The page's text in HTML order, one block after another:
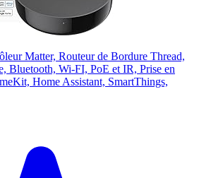
Matter, Routeur de Bordure Thread,
Bluetooth, Wi-FI, PoE et IR, Prise en
Home Assistant, SmartThings,